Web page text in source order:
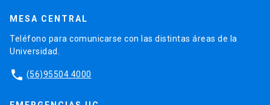
MESA CENTRAL
Teléfono para comunicarse con las distintas áreas de la
Universidad.
phone (56)95504 4000